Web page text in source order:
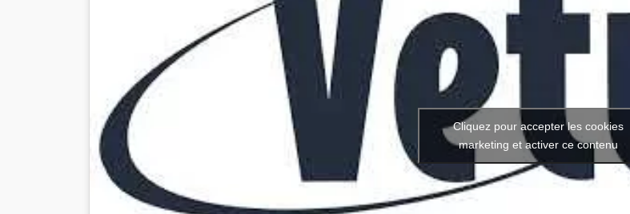
Cliquez pour accepter les cookies
marketing et activer ce contenu